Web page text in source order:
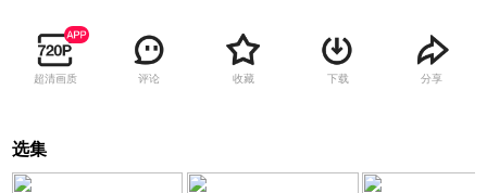
超清画质 评论 收藏 下载 分享
选集